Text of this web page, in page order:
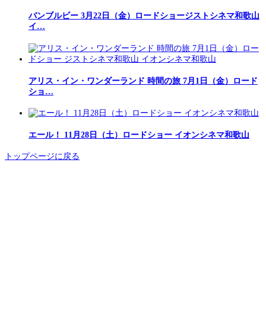
バンブルビー 3月22日（金）ロードショージストシネマ和歌山
イ…
アリス・イン・ワンダーランド 時間の旅 7月1日（金）ロード
ショ…
エール！ 11月28日（土）ロードショー イオンシネマ和歌山
トップページに戻る